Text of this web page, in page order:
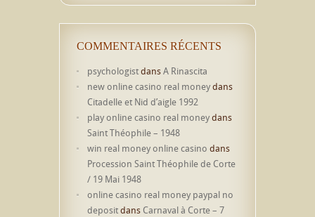
COMMENTAIRES RÉCENTS
psychologistdansA Rinascita
new online casino real moneydans
Citadelle et Nid d’aigle 1992
play online casino real moneydans
Saint Théophile – 1948
win real money online casino dans
Procession Saint Théophile de Corte
/ 19 Mai 1948
online casino real money paypal no
depositdans Carnaval à Corte – 7